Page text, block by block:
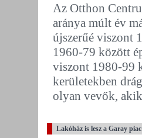
Az Otthon
aránya múlt év
újszerűé viszont
1960-79 között
viszont 1980-99
kerületekben
olyan vevők, akik
Lakóház is lesz a Garay